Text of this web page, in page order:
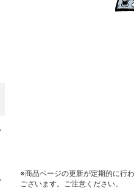
※商品ページの更新が定期的に行
ございます。ご注意ください。